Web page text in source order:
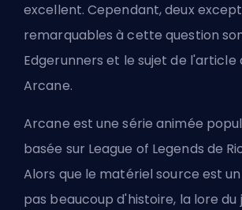
excellent. Cependant, deux
remarquables à cette question
Edgerunners et le sujet de l'article
Arcane.
Arcane est une série animée
basée sur League of Legends de
Alors que le matériel source est un
pas beaucoup d'histoire, la lore du